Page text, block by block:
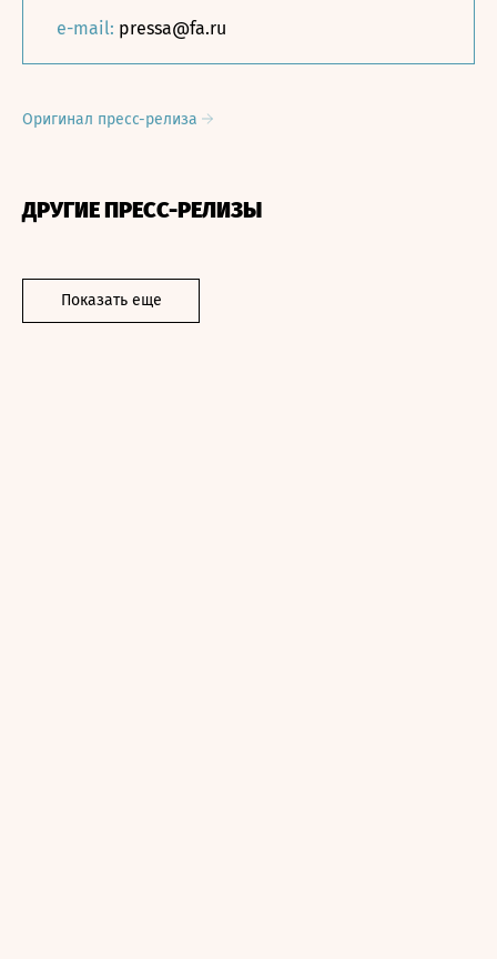
e-mail: pressa@fa.ru
Оригинал пресс-релиза
ДРУГИЕ ПРЕСС-РЕЛИЗЫ
Показать еще